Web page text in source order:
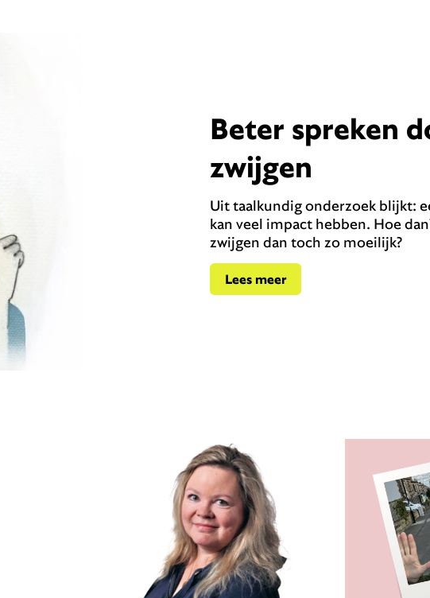
Beter spreken
zwijgen
Uit taalkundig onderzoek blijkt:
kan veel impact hebben. Hoe
zwijgen dan toch zo moeilijk?
Lees meer